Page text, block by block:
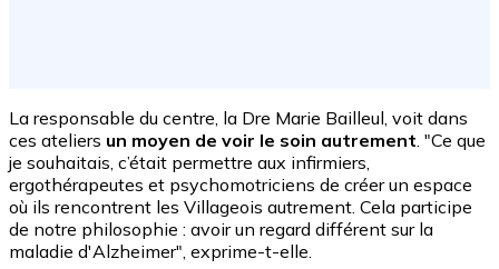
La responsable du centre, la Dre Marie Bailleul, voit dans
ces ateliers un moyen de voir le soin autrement . "Ce que
je souhaitais, c’était permettre aux infirmiers,
ergothérapeutes et psychomotriciens de créer un espace
où ils rencontrent les Villageois autrement. Cela participe
de notre philosophie : avoir un regard différent sur la
maladie d'Alzheimer", exprime-t-elle.